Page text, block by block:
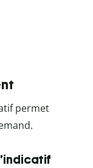
permet